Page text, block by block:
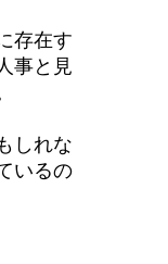
存在す
事と見
しれな
いるの